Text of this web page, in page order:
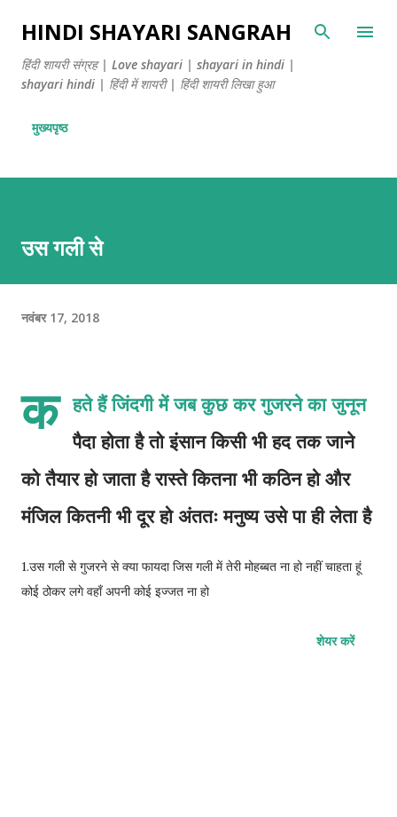
सीधे मुख्य सामग्री पर जाएं
HINDI SHAYARI SANGRAH
हिंदी शायरी संग्रह | Love shayari | shayari in hindi |
shayari hindi | हिंदी में शायरी | हिंदी शायरी लिखा हुआ
मुख्यपृष्ठ
उस गली से
नवंबर 17, 2018
क हते हैं जिंदगी में जब कुछ कर गुजरने का जुनून
पैदा होता है तो इंसान किसी भी हद तक जाने
को तैयार हो जाता है रास्ते कितना भी कठिन हो और
मंजिल कितनी भी दूर हो अंततः मनुष्य उसे पा ही लेता है
1.उस गली से गुजरने से क्या फायदा जिस गली में तेरी मोहब्बत ना हो नहीं चाहता हूं
कोई ठोकर लगे वहाँ अपनी कोई इज्जत ना हो
शेयर करें